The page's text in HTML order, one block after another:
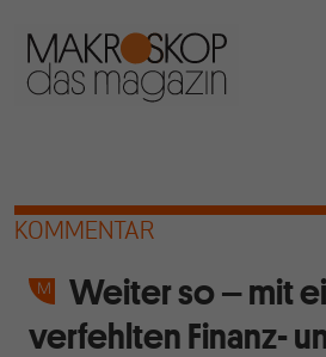
KOMMENTAR
Weiter so – mit
verfehlten Finanz-